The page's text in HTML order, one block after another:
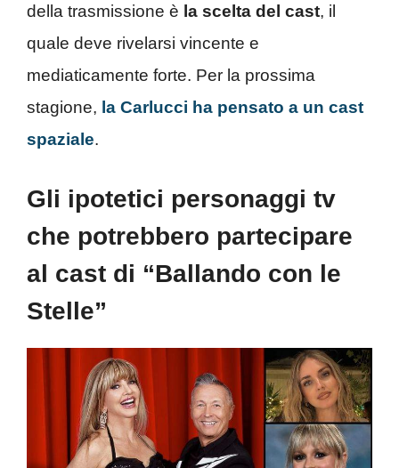
della trasmissione è la scelta del cast, il
quale deve rivelarsi vincente e
mediaticamente forte. Per la prossima
stagione, la Carlucci ha pensato a un cast
spaziale.
Gli ipotetici personaggi tv
che potrebbero partecipare
al cast di “Ballando con le
Stelle”